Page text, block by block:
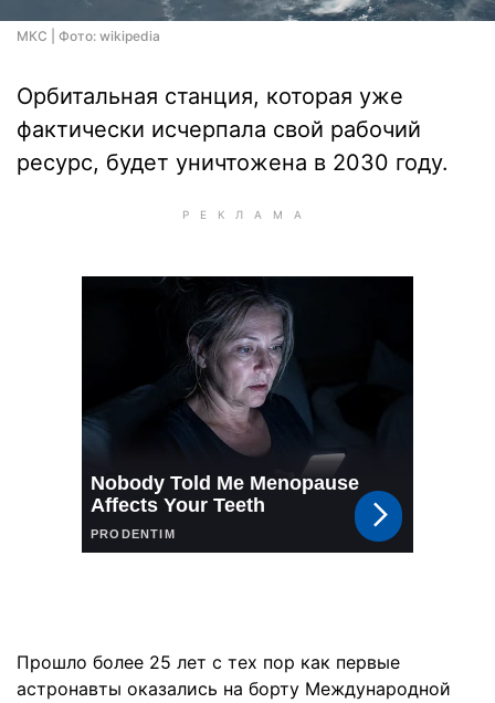
МКС | Фото: wikipedia
Орбитальная станция, которая уже
фактически исчерпала свой рабочий
ресурс, будет уничтожена в 2030 году.
Прошло более 25 лет с тех пор как первые
астронавты оказались на борту Международной